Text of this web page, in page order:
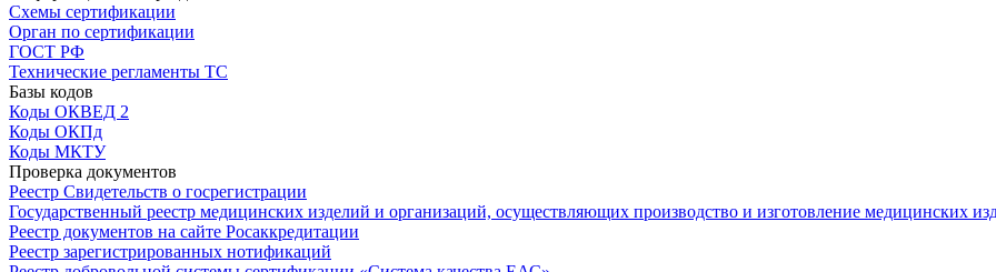
Схемы сертификации
Орган по сертификации
ГОСТ РФ
Технические регламенты ТС
Базы кодов
Коды ОКВЕД 2
Коды ОКПд
Коды МКТУ
Проверка документов
Реестр Свидетельств о госрегистрации
Государственный реестр медицинских изделий и организаций, осуществляющих производство и изготовление медицинских
Реестр документов на сайте Росаккредитации
Реестр зарегистрированных нотификаций